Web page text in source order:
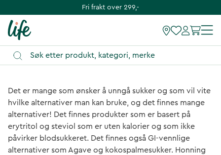
Fri frakt over 299,-
Det er mange som ønsker å unngå sukker og som vil vite
hvilke alternativer man kan bruke, og det finnes mange
alternativer! Det finnes produkter som er basert på
erytritol og steviol som er uten kalorier og som ikke
påvirker blodsukkeret. Det finnes også GI-vennlige
alternativer som Agave og kokospalmesukker. Honning